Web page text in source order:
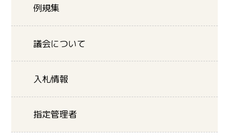
例規集
議会について
入札情報
指定管理者